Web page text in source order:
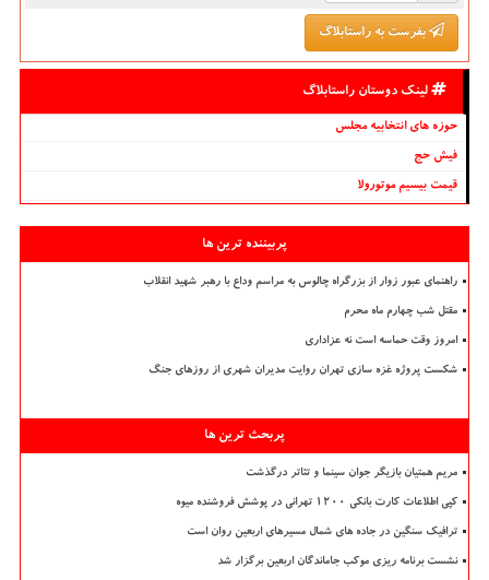
بفرست به راستابلاگ
لینک دوستان راستابلاگ
حوزه های انتخابیه مجلس
فیش حج
قیمت بیسیم موتورولا
پربیننده ترین ها
راهنمای عبور زوار از بزرگراه چالوس به مراسم وداع با رهبر شهید انقلاب
مقتل شب چهارم ماه محرم
امروز وقت حماسه است نه عزاداری
شکست پروژه غزه سازی تهران روایت مدیران شهری از روزهای جنگ
پربحث ترین ها
مریم همتیان بازیگر جوان سینما و تئاتر درگذشت
کپی اطلاعات کارت بانکی ۱۲۰۰ تهرانی در پوشش فروشنده میوه
ترافیک سنگین در جاده های شمال مسیرهای اربعین روان است
نشست برنامه ریزی موکب جاماندگان اربعین برگزار شد